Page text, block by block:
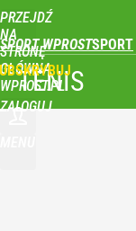
PRZEJDŹ
NA
STRONĘ
GŁÓWNĄ
WPROST.PL
SPORT WPROST
ZALOGUJ
TENIS